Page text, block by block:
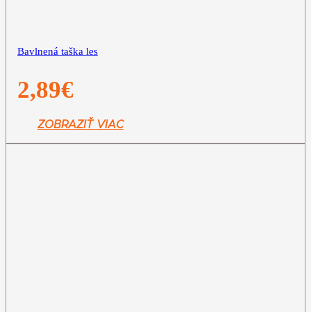
Bavlnená taška les
2,89€
ZOBRAZIŤ VIAC